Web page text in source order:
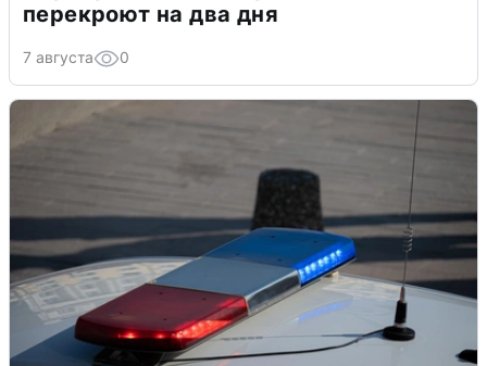
перекроют на два дня
7 августа 0